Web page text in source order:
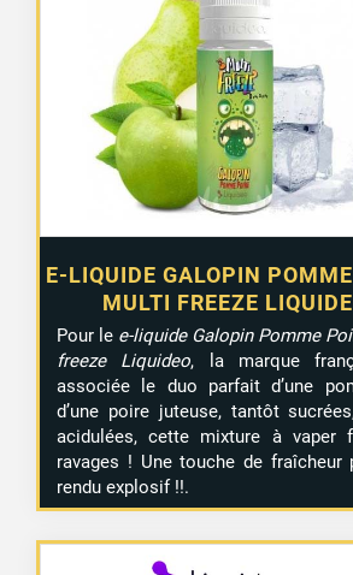
E-LIQUIDE GALOPIN
MULTI FREEZE
prix :
5,90 €
à
17,90 €
Pour le e-liquide Galopin Pomme
freeze Liquideo, la marque
associée le duo parfait d’une
d’une poire juteuse, tantôt
acidulées, cette mixture à vaper
ravages ! Une touche de fraîcheur
rendu explosif !!.